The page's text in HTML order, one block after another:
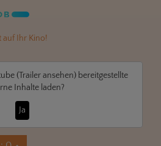
auf Ihr Kino!
(Trailer ansehen)bereitgestellte
Inhalte laden?
Ja